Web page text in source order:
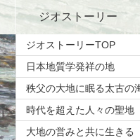
ジオストーリー
ジオストーリーTOP
日本地質学発祥の地
秩父の大地に眠る太古の
時代を超えた人々の聖地
大地の営みと共に生きる